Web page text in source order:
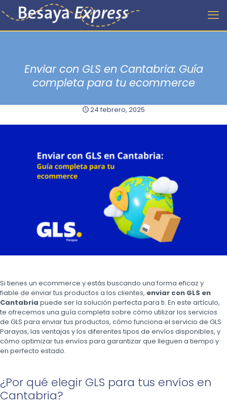
Enviar con GLS en Cantabria: Guía
completa para tu ecommerce
24 febrero, 2025
Si tienes un ecommerce y estás buscando una forma eficaz y
fiable de enviar tus productos a los clientes, enviar con GLS en
Cantabria puede ser la solución perfecta para ti. En este artículo,
te ofrecemos una guía completa sobre cómo utilizar los servicios
de GLS para enviar tus productos, cómo funciona el servicio de GLS
Parayas, las ventajas y los diferentes tipos de envíos disponibles, y
cómo optimizar tus envíos para garantizar que lleguen a tiempo y
en perfecto estado.
¿Por qué elegir GLS para tus envíos en
Cantabria?